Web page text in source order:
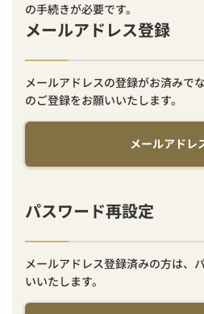
の手続きが必要です。
メールアドレス登録
メールアドレスの登録がお済みで
のご登録をお願いいたします。
メールアドレ
パスワード再設定
メールアドレス登録済みの方は、
いいたします。